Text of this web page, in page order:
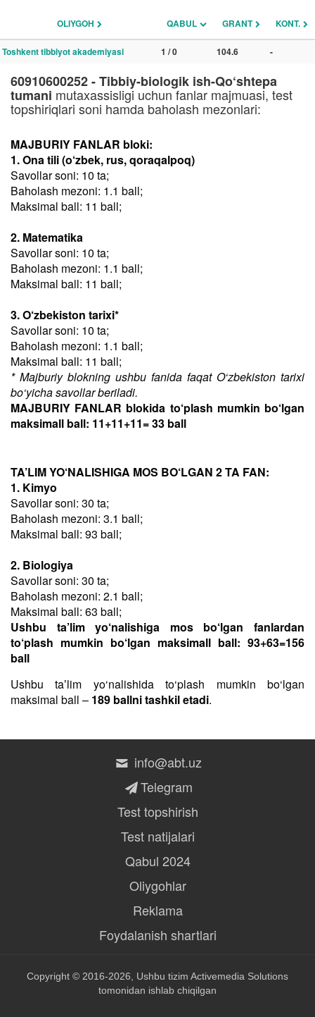
OLIYGOH QABUL GRANT KONT.
Toshkent tibbiyot akademiyasi 1 / 0 104.6 -
60910600252 - Tibbiy-biologik ish-Qo‘shtepa
tumani mutaxassisligi uchun fanlar majmuasi, test
topshiriqlari soni hamda baholash mezonlari:
MAJBURIY FANLAR bloki:
1. Ona tili (o‘zbek, rus, qoraqalpoq)
Savollar soni: 10 ta;
Baholash mezoni: 1.1 ball;
Maksimal ball: 11 ball;
2. Matematika
Savollar soni: 10 ta;
Baholash mezoni: 1.1 ball;
Maksimal ball: 11 ball;
3. O‘zbekiston tarixi*
Savollar soni: 10 ta;
Baholash mezoni: 1.1 ball;
Maksimal ball: 11 ball;
* Majburiy blokning ushbu fanida faqat O‘zbekiston tarixi
bo‘yicha savollar beriladi.
MAJBURIY FANLAR blokida to‘plash mumkin bo‘lgan
maksimall ball: 11+11+11= 33 ball
TA’LIM YO‘NALISHIGA MOS BO‘LGAN 2 TA FAN:
1. Kimyo
Savollar soni: 30 ta;
Baholash mezoni: 3.1 ball;
Maksimal ball: 93 ball;
2. Biologiya
Savollar soni: 30 ta;
Baholash mezoni: 2.1 ball;
Maksimal ball: 63 ball;
Ushbu ta’lim yo‘nalishiga mos bo‘lgan fanlardan
to‘plash mumkin bo‘lgan maksimall ball: 93+63=156
ball
Ushbu taʼlim yo‘nalishida to‘plash mumkin bo‘lgan
maksimal ball – 189 ballni tashkil etadi.
info@abt.uz
Telegram
Test topshirish
Test natijalari
Qabul 2024
Oliygohlar
Reklama
Foydalanish shartlari
Copyright © 2016-2026, Ushbu tizim Activemedia Solutions
tomonidan ishlab chiqilgan